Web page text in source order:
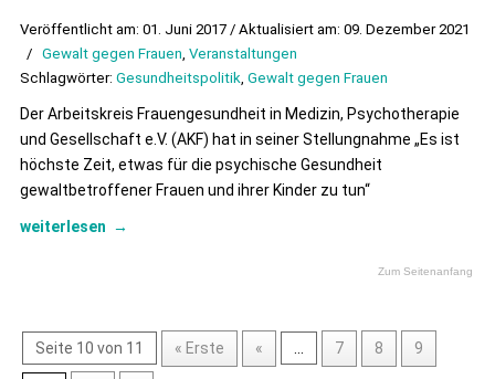
Veröffentlicht am: 01. Juni 2017 / Aktualisiert am: 09. Dezember 2021
/ Gewalt gegen Frauen, Veranstaltungen
Schlagwörter: Gesundheitspolitik, Gewalt gegen Frauen
Der Arbeitskreis Frauengesundheit in Medizin, Psychotherapie
und Gesellschaft e.V. (AKF) hat in seiner Stellungnahme „Es ist
höchste Zeit, etwas für die psychische Gesundheit
gewaltbetroffener Frauen und ihrer Kinder zu tun“
weiterlesen →
Zum Seitenanfang
Seite 10 von 11 « Erste « 7 8 9